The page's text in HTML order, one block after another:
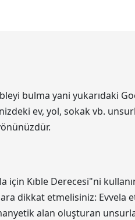
bulma yani yukarıdaki
ev, yol, sokak vb.
Kıble Derecesi"ni
dikkat etmelisiniz: Evvela
alan oluşturan